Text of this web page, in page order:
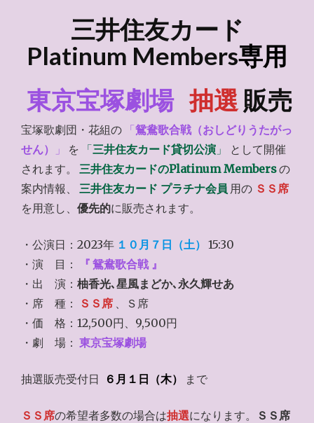
三井住友カード
Platinum Members専用
東京宝塚劇場 抽選 販売
宝塚歌劇団・花組の 「鴛鴦歌合戦（おしどりうたがっ
せん）
」 を 「三井住友カード貸切公演 」
として開催
されます。
三井住友カードのPlatinum Membersの
案内情報、
三井住友カード プラチナ会員 用の ＳＳ席
を用意し、 優先的に販売されます。
・公演日：2023年 １０月７日（土）
15:30
・演 目：
『 鴛鴦歌合戦 』
・出 演： 柚香光､星風まどか､永久輝せあ
・席 種：
ＳＳ席 、Ｓ席
・価 格：12,500円、9,500円
・劇 場： 東京宝塚劇場
抽選販売受付日 ６月１日（木） まで
ＳＳ席の希望者多数の場合は抽選になります。
ＳＳ席